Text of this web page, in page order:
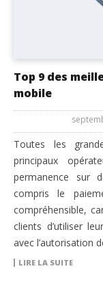
Top 9 des
mobile
Toutes les
principaux
permanence sur
compris le
compréhensible,
clients d’utiliser
avec l’autorisation
LIRE LA SUITE